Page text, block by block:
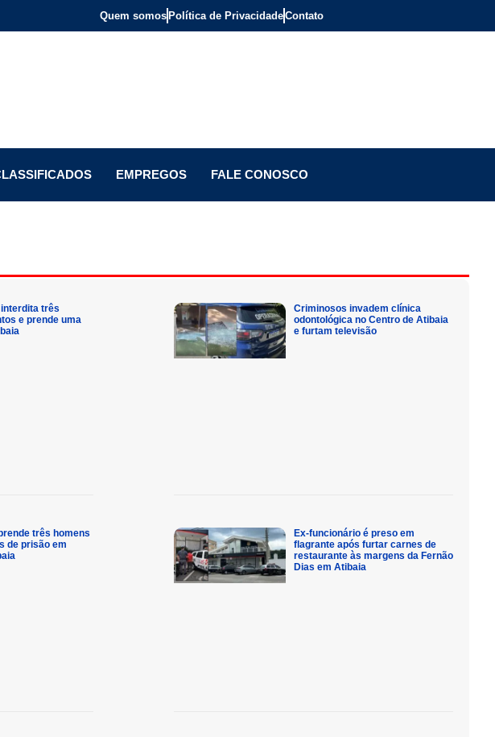
Quem somos Política de PrivacidadeContato
EMPREGOS FALE CONOSCO
interdita três
e prende uma
Criminosos invadem clínica
odontológica no Centro de Atibaia
e furtam televisão
três homens
de prisão em
Ex-funcionário é preso em
flagrante após furtar carnes de
restaurante às margens da Fernão
Dias em Atibaia